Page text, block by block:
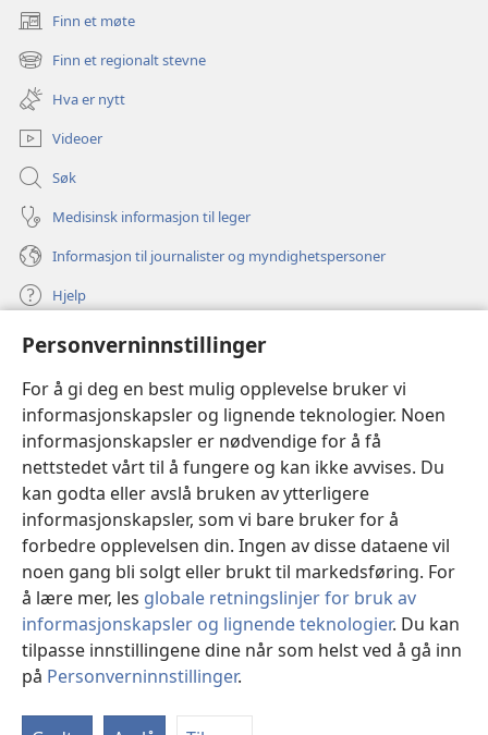
Personverninnstillinger
For å gi deg en best mulig opplevelse bruker vi
informasjonskapsler og lignende teknologier. Noen
informasjonskapsler er nødvendige for å få
nettstedet vårt til å fungere og kan ikke avvises. Du
kan godta eller avslå bruken av ytterligere
informasjonskapsler, som vi bare bruker for å
forbedre opplevelsen din. Ingen av disse dataene vil
noen gang bli solgt eller brukt til markedsføring. For
å lære mer, les globale retningslinjer for bruk av
informasjonskapsler og lignende teknologier. Du kan
tilpasse innstillingene dine når som helst ved å gå inn
på Personverninnstillinger.
Finn et møte
(åpner
nytt
vindu)
Finn et regionalt stevne
(åpner
nytt
vindu)
Hva er nytt
Videoer
Søk
Medisinsk informasjon til leger
Informasjon til journalister og myndighetspersoner
Hjelp
Bidrag
(åpner
nytt
vindu)Watchtower ONLINE LIBRARY™
(åpner
nytt
vindu) JW Hub
(åpner
nytt
vindu)JW Library ®
Watchtower Library
Copyright© 2026 Watch Tower Bible and Tract Society of Pennsylvania.
VILKÅR FOR BRUK
PERSONVERN